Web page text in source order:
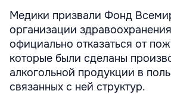
Медики призвали Фонд
организации
официально отказаться от
которые были сделаны
алкогольной продукции в
связанных с ней структур.